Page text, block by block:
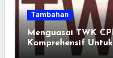
Tambahan
Menguasai TWK
Komprehensif